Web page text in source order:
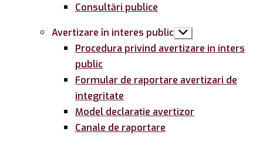
Consultări publice
Avertizare în interes public Arată
submeniul
Procedura privind avertizare in inters
public
Formular de raportare avertizari de
integritate
Model declarație avertizor
Canale de raportare